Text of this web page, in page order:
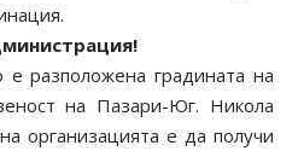
е разположена градината на
на Пазари-Юг. Никола
организацията е да получи